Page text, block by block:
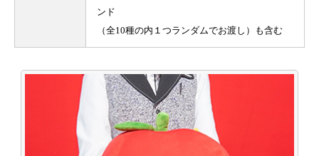
ンド
（全10種の内１つランダムでお渡し）も含む